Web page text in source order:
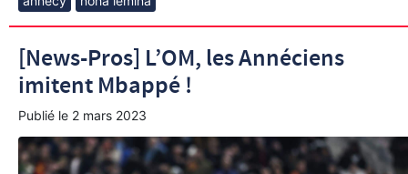
[News-Pros] L’OM, les Annéciens
imitent Mbappé !
Publié le 2 mars 2023